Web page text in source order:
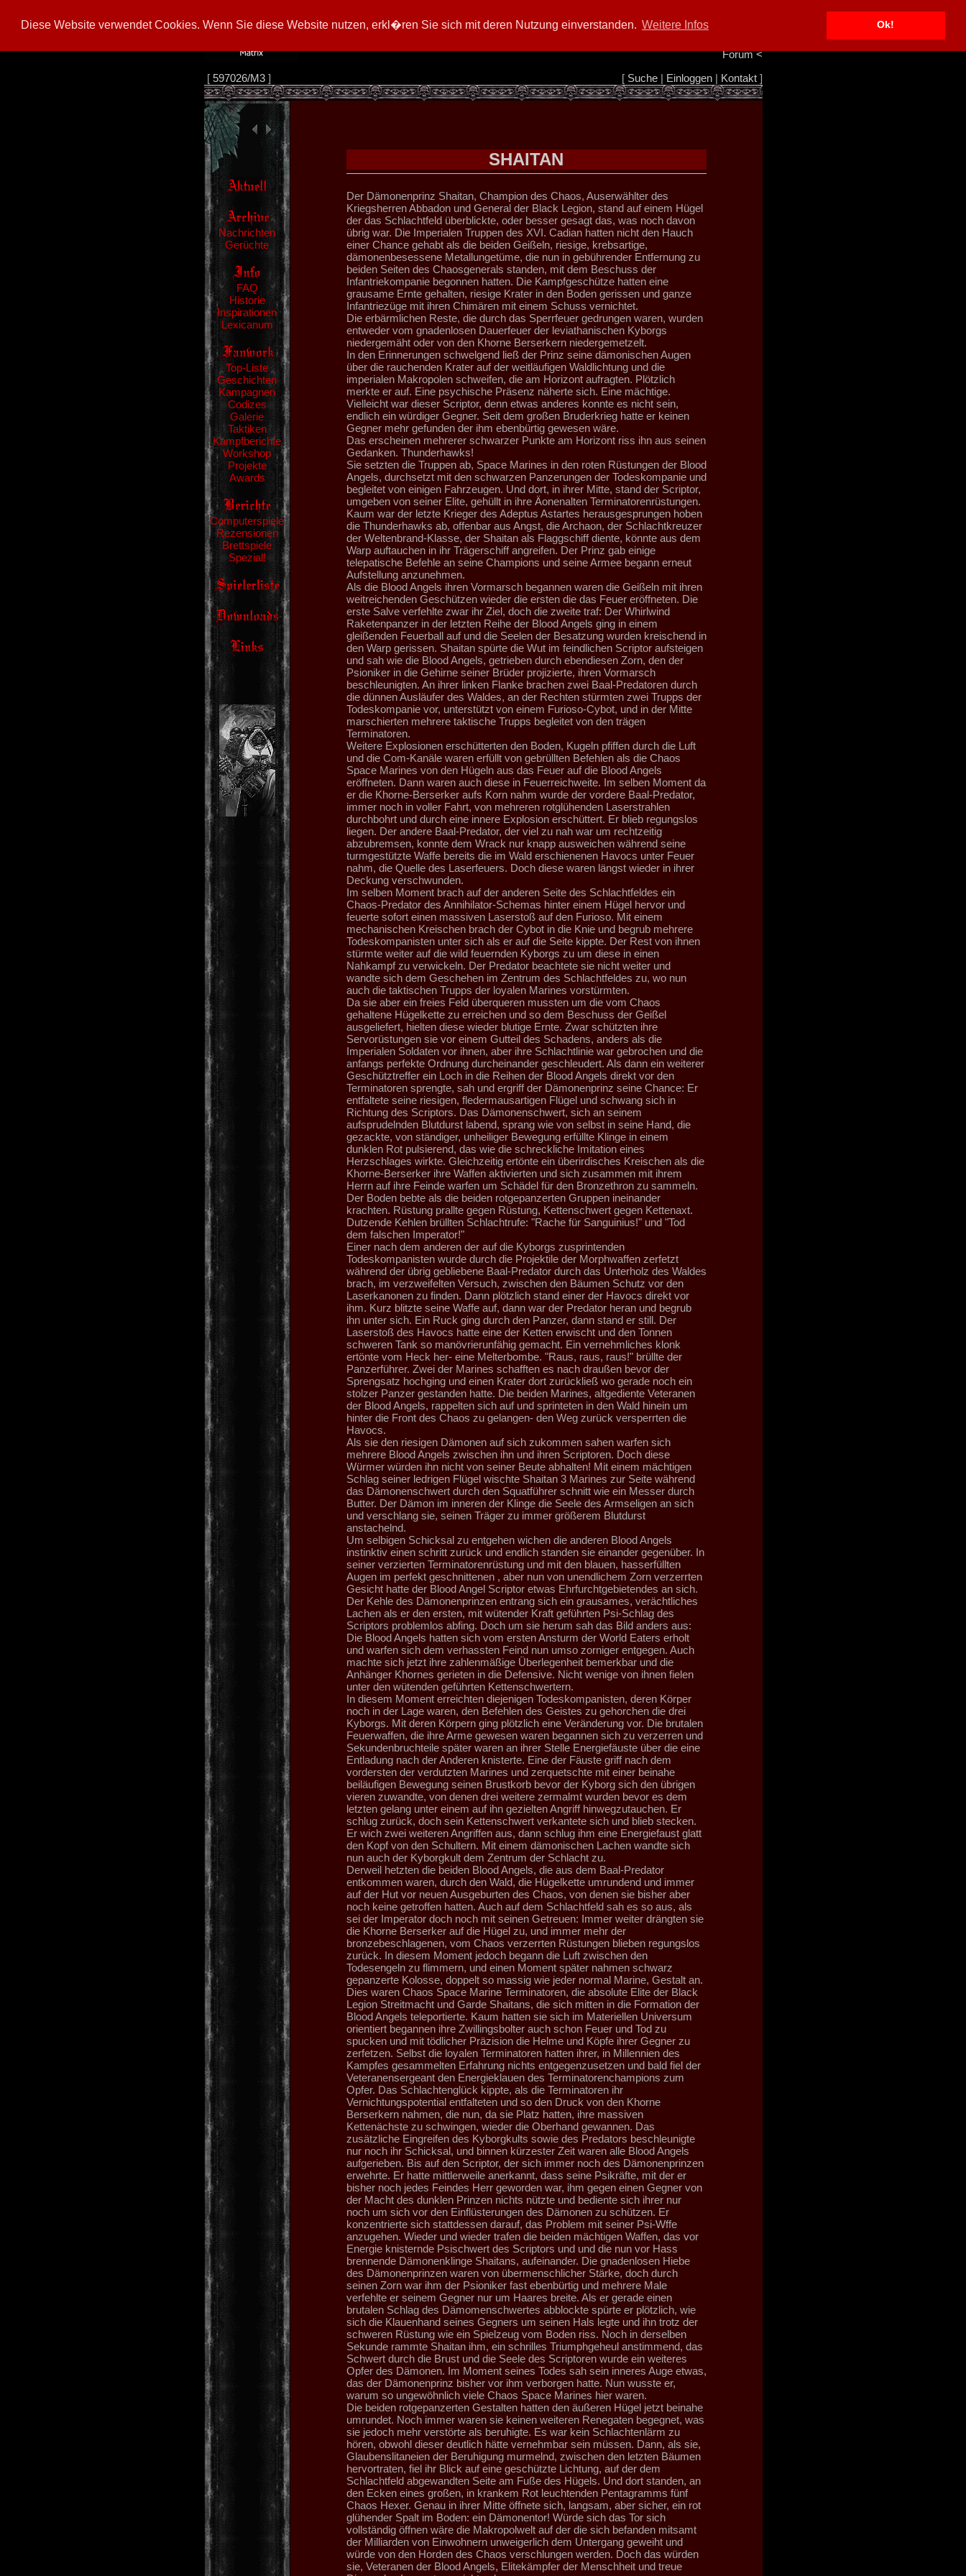
Diese Website verwendet Cookies. Wenn Sie diese Website nutzen, erkl�ren Sie sich mit deren Nutzung einverstanden. Weitere Infos Ok!
Info/Impressum
Forum<
[ 597026/M3] [ Suche| Einloggen| Kontakt]
Nachrichten
Gerüchte
FAQ
Historie
Inspirationen
Lexicanum
Top-Liste
Geschichten
Kampagnen
Codizes
Galerie
Taktiken
Kampfberichte
Workshop
Projekte
Awards
Computerspiele
Rezensionen
Brettspiele
Spezial!
SHAITAN
Der Dämonenprinz Shaitan, Champion des Chaos, Auserwählter des
Kriegsherren Abbadon und General der Black Legion, stand auf einem Hügel
der das Schlachtfeld überblickte, oder besser gesagt das, was noch davon
übrig war. Die Imperialen Truppen des XVI. Cadian hatten nicht den Hauch
einer Chance gehabt als die beiden Geißeln, riesige, krebsartige,
dämonenbesessene Metallungetüme, die nun in gebührender Entfernung zu
beiden Seiten des Chaosgenerals standen, mit dem Beschuss der
Infantriekompanie begonnen hatten. Die Kampfgeschütze hatten eine
grausame Ernte gehalten, riesige Krater in den Boden gerissen und ganze
Infantriezüge mit ihren Chimären mit einem Schuss vernichtet.
Die erbärmlichen Reste, die durch das Sperrfeuer gedrungen waren, wurden
entweder vom gnadenlosen Dauerfeuer der leviathanischen Kyborgs
niedergemäht oder von den Khorne Berserkern niedergemetzelt.
In den Erinnerungen schwelgend ließ der Prinz seine dämonischen Augen
über die rauchenden Krater auf der weitläufigen Waldlichtung und die
imperialen Makropolen schweifen, die am Horizont aufragten. Plötzlich
merkte er auf. Eine psychische Präsenz näherte sich. Eine mächtige.
Vielleicht war dieser Scriptor, denn etwas anderes konnte es nicht sein,
endlich ein würdiger Gegner. Seit dem großen Bruderkrieg hatte er keinen
Gegner mehr gefunden der ihm ebenbürtig gewesen wäre.
Das erscheinen mehrerer schwarzer Punkte am Horizont riss ihn aus seinen
Gedanken. Thunderhawks!
Sie setzten die Truppen ab, Space Marines in den roten Rüstungen der Blood
Angels, durchsetzt mit den schwarzen Panzerungen der Todeskompanie und
begleitet von einigen Fahrzeugen. Und dort, in ihrer Mitte, stand der Scriptor,
umgeben von seiner Elite, gehüllt in ihre Äonenalten Terminatorenrüstungen.
Kaum war der letzte Krieger des Adeptus Astartes herausgesprungen hoben
die Thunderhawks ab, offenbar aus Angst, die Archaon, der Schlachtkreuzer
der Weltenbrand-Klasse, der Shaitan als Flaggschiff diente, könnte aus dem
Warp auftauchen in ihr Trägerschiff angreifen. Der Prinz gab einige
telepatische Befehle an seine Champions und seine Armee begann erneut
Aufstellung anzunehmen.
Als die Blood Angels ihren Vormarsch begannen waren die Geißeln mit ihren
weitreichenden Geschützen wieder die ersten die das Feuer eröffneten. Die
erste Salve verfehlte zwar ihr Ziel, doch die zweite traf: Der Whirlwind
Raketenpanzer in der letzten Reihe der Blood Angels ging in einem
gleißenden Feuerball auf und die Seelen der Besatzung wurden kreischend in
den Warp gerissen. Shaitan spürte die Wut im feindlichen Scriptor aufsteigen
und sah wie die Blood Angels, getrieben durch ebendiesen Zorn, den der
Psioniker in die Gehirne seiner Brüder projizierte, ihren Vormarsch
beschleunigten. An ihrer linken Flanke brachen zwei Baal-Predatoren durch
die dünnen Ausläufer des Waldes, an der Rechten stürmten zwei Trupps der
Todeskompanie vor, unterstützt von einem Furioso-Cybot, und in der Mitte
marschierten mehrere taktische Trupps begleitet von den trägen
Terminatoren.
Weitere Explosionen erschütterten den Boden, Kugeln pfiffen durch die Luft
und die Com-Kanäle waren erfüllt von gebrüllten Befehlen als die Chaos
Space Marines von den Hügeln aus das Feuer auf die Blood Angels
eröffneten. Dann waren auch diese in Feuerreichweite. Im selben Moment da
er die Khorne-Berserker aufs Korn nahm wurde der vordere Baal-Predator,
immer noch in voller Fahrt, von mehreren rotglühenden Laserstrahlen
durchbohrt und durch eine innere Explosion erschüttert. Er blieb regungslos
liegen. Der andere Baal-Predator, der viel zu nah war um rechtzeitig
abzubremsen, konnte dem Wrack nur knapp ausweichen während seine
turmgestützte Waffe bereits die im Wald erschienenen Havocs unter Feuer
nahm, die Quelle des Laserfeuers. Doch diese waren längst wieder in ihrer
Deckung verschwunden.
Im selben Moment brach auf der anderen Seite des Schlachtfeldes ein
Chaos-Predator des Annihilator-Schemas hinter einem Hügel hervor und
feuerte sofort einen massiven Laserstoß auf den Furioso. Mit einem
mechanischen Kreischen brach der Cybot in die Knie und begrub mehrere
Todeskompanisten unter sich als er auf die Seite kippte. Der Rest von ihnen
stürmte weiter auf die wild feuernden Kyborgs zu um diese in einen
Nahkampf zu verwickeln. Der Predator beachtete sie nicht weiter und
wandte sich dem Geschehen im Zentrum des Schlachtfeldes zu, wo nun
auch die taktischen Trupps der loyalen Marines vorstürmten.
Da sie aber ein freies Feld überqueren mussten um die vom Chaos
gehaltene Hügelkette zu erreichen und so dem Beschuss der Geißel
ausgeliefert, hielten diese wieder blutige Ernte. Zwar schützten ihre
Servorüstungen sie vor einem Gutteil des Schadens, anders als die
Imperialen Soldaten vor ihnen, aber ihre Schlachtlinie war gebrochen und die
anfangs perfekte Ordnung durcheinander geschleudert. Als dann ein weiterer
Geschütztreffer ein Loch in die Reihen der Blood Angels direkt vor den
Terminatoren sprengte, sah und ergriff der Dämonenprinz seine Chance: Er
entfaltete seine riesigen, fledermausartigen Flügel und schwang sich in
Richtung des Scriptors. Das Dämonenschwert, sich an seinem
aufsprudelnden Blutdurst labend, sprang wie von selbst in seine Hand, die
gezackte, von ständiger, unheiliger Bewegung erfüllte Klinge in einem
dunklen Rot pulsierend, das wie die schreckliche Imitation eines
Herzschlages wirkte. Gleichzeitig ertönte ein überirdisches Kreischen als die
Khorne-Berserker ihre Waffen aktivierten und sich zusammen mit ihrem
Herrn auf ihre Feinde warfen um Schädel für den Bronzethron zu sammeln.
Der Boden bebte als die beiden rotgepanzerten Gruppen ineinander
krachten. Rüstung prallte gegen Rüstung, Kettenschwert gegen Kettenaxt.
Dutzende Kehlen brüllten Schlachtrufe: "Rache für Sanguinius!" und "Tod
dem falschen Imperator!"
Einer nach dem anderen der auf die Kyborgs zusprintenden
Todeskompanisten wurde durch die Projektile der Morphwaffen zerfetzt
während der übrig gebliebene Baal-Predator durch das Unterholz des Waldes
brach, im verzweifelten Versuch, zwischen den Bäumen Schutz vor den
Laserkanonen zu finden. Dann plötzlich stand einer der Havocs direkt vor
ihm. Kurz blitzte seine Waffe auf, dann war der Predator heran und begrub
ihn unter sich. Ein Ruck ging durch den Panzer, dann stand er still. Der
Laserstoß des Havocs hatte eine der Ketten erwischt und den Tonnen
schweren Tank so manövrierunfähig gemacht. Ein vernehmliches klonk
ertönte vom Heck her- eine Melterbombe. "Raus, raus, raus!" brüllte der
Panzerführer. Zwei der Marines schafften es nach draußen bevor der
Sprengsatz hochging und einen Krater dort zurückließ wo gerade noch ein
stolzer Panzer gestanden hatte. Die beiden Marines, altgediente Veteranen
der Blood Angels, rappelten sich auf und sprinteten in den Wald hinein um
hinter die Front des Chaos zu gelangen- den Weg zurück versperrten die
Havocs.
Als sie den riesigen Dämonen auf sich zukommen sahen warfen sich
mehrere Blood Angels zwischen ihn und ihren Scriptoren. Doch diese
Würmer würden ihn nicht von seiner Beute abhalten! Mit einem mächtigen
Schlag seiner ledrigen Flügel wischte Shaitan 3 Marines zur Seite während
das Dämonenschwert durch den Squatführer schnitt wie ein Messer durch
Butter. Der Dämon im inneren der Klinge die Seele des Armseligen an sich
und verschlang sie, seinen Träger zu immer größerem Blutdurst
anstachelnd.
Um selbigen Schicksal zu entgehen wichen die anderen Blood Angels
instinktiv einen schritt zurück und endlich standen sie einander gegenüber. In
seiner verzierten Terminatorenrüstung und mit den blauen, hasserfüllten
Augen im perfekt geschnittenen , aber nun von unendlichem Zorn verzerrten
Gesicht hatte der Blood Angel Scriptor etwas Ehrfurchtgebietendes an sich.
Der Kehle des Dämonenprinzen entrang sich ein grausames, verächtliches
Lachen als er den ersten, mit wütender Kraft geführten Psi-Schlag des
Scriptors problemlos abfing. Doch um sie herum sah das Bild anders aus:
Die Blood Angels hatten sich vom ersten Ansturm der World Eaters erholt
und warfen sich dem verhassten Feind nun umso zorniger entgegen. Auch
machte sich jetzt ihre zahlenmäßige Überlegenheit bemerkbar und die
Anhänger Khornes gerieten in die Defensive. Nicht wenige von ihnen fielen
unter den wütenden geführten Kettenschwertern.
In diesem Moment erreichten diejenigen Todeskompanisten, deren Körper
noch in der Lage waren, den Befehlen des Geistes zu gehorchen die drei
Kyborgs. Mit deren Körpern ging plötzlich eine Veränderung vor. Die brutalen
Feuerwaffen, die ihre Arme gewesen waren begannen sich zu verzerren und
Sekundenbruchteile später waren an ihrer Stelle Energiefäuste über die eine
Entladung nach der Anderen knisterte. Eine der Fäuste griff nach dem
vordersten der verdutzten Marines und zerquetschte mit einer beinahe
beiläufigen Bewegung seinen Brustkorb bevor der Kyborg sich den übrigen
vieren zuwandte, von denen drei weitere zermalmt wurden bevor es dem
letzten gelang unter einem auf ihn gezielten Angriff hinwegzutauchen. Er
schlug zurück, doch sein Kettenschwert verkantete sich und blieb stecken.
Er wich zwei weiteren Angriffen aus, dann schlug ihm eine Energiefaust glatt
den Kopf von den Schultern. Mit einem dämonischen Lachen wandte sich
nun auch der Kyborgkult dem Zentrum der Schlacht zu.
Derweil hetzten die beiden Blood Angels, die aus dem Baal-Predator
entkommen waren, durch den Wald, die Hügelkette umrundend und immer
auf der Hut vor neuen Ausgeburten des Chaos, von denen sie bisher aber
noch keine getroffen hatten. Auch auf dem Schlachtfeld sah es so aus, als
sei der Imperator doch noch mit seinen Getreuen: Immer weiter drängten sie
die Khorne Berserker auf die Hügel zu, und immer mehr der
bronzebeschlagenen, vom Chaos verzerrten Rüstungen blieben regungslos
zurück. In diesem Moment jedoch begann die Luft zwischen den
Todesengeln zu flimmern, und einen Moment später nahmen schwarz
gepanzerte Kolosse, doppelt so massig wie jeder normal Marine, Gestalt an.
Dies waren Chaos Space Marine Terminatoren, die absolute Elite der Black
Legion Streitmacht und Garde Shaitans, die sich mitten in die Formation der
Blood Angels teleportierte. Kaum hatten sie sich im Materiellen Universum
orientiert begannen ihre Zwillingsbolter auch schon Feuer und Tod zu
spucken und mit tödlicher Präzision die Helme und Köpfe ihrer Gegner zu
zerfetzen. Selbst die loyalen Terminatoren hatten ihrer, in Millennien des
Kampfes gesammelten Erfahrung nichts entgegenzusetzen und bald fiel der
Veteranensergeant den Energieklauen des Terminatorenchampions zum
Opfer. Das Schlachtenglück kippte, als die Terminatoren ihr
Vernichtungspotential entfalteten und so den Druck von den Khorne
Berserkern nahmen, die nun, da sie Platz hatten, ihre massiven
Kettenächste zu schwingen, wieder die Oberhand gewannen. Das
zusätzliche Eingreifen des Kyborgkults sowie des Predators beschleunigte
nur noch ihr Schicksal, und binnen kürzester Zeit waren alle Blood Angels
aufgerieben. Bis auf den Scriptor, der sich immer noch des Dämonenprinzen
erwehrte. Er hatte mittlerweile anerkannt, dass seine Psikräfte, mit der er
bisher noch jedes Feindes Herr geworden war, ihm gegen einen Gegner von
der Macht des dunklen Prinzen nichts nützte und bediente sich ihrer nur
noch um sich vor den Einflüsterungen des Dämonen zu schützen. Er
konzentrierte sich stattdessen darauf, das Problem mit seiner Psi-Wffe
anzugehen. Wieder und wieder trafen die beiden mächtigen Waffen, das vor
Energie knisternde Psischwert des Scriptors und und die nun vor Hass
brennende Dämonenklinge Shaitans, aufeinander. Die gnadenlosen Hiebe
des Dämonenprinzen waren von übermenschlicher Stärke, doch durch
seinen Zorn war ihm der Psioniker fast ebenbürtig und mehrere Male
verfehlte er seinem Gegner nur um Haares breite. Als er gerade einen
brutalen Schlag des Dämomenschwertes abblockte spürte er plötzlich, wie
sich die Klauenhand seines Gegners um seinen Hals legte und ihn trotz der
schweren Rüstung wie ein Spielzeug vom Boden riss. Noch in derselben
Sekunde rammte Shaitan ihm, ein schrilles Triumphgeheul anstimmend, das
Schwert durch die Brust und die Seele des Scriptoren wurde ein weiteres
Opfer des Dämonen. Im Moment seines Todes sah sein inneres Auge etwas,
das der Dämonenprinz bisher vor ihm verborgen hatte. Nun wusste er,
warum so ungewöhnlich viele Chaos Space Marines hier waren.
Die beiden rotgepanzerten Gestalten hatten den äußeren Hügel jetzt beinahe
umrundet. Noch immer waren sie keinen weiteren Renegaten begegnet, was
sie jedoch mehr verstörte als beruhigte. Es war kein Schlachtenlärm zu
hören, obwohl dieser deutlich hätte vernehmbar sein müssen. Dann, als sie,
Glaubenslitaneien der Beruhigung murmelnd, zwischen den letzten Bäumen
hervortraten, fiel ihr Blick auf eine geschützte Lichtung, auf der dem
Schlachtfeld abgewandten Seite am Fuße des Hügels. Und dort standen, an
den Ecken eines großen, in krankem Rot leuchtenden Pentagramms fünf
Chaos Hexer. Genau in ihrer Mitte öffnete sich, langsam, aber sicher, ein rot
glühender Spalt im Boden: ein Dämonentor! Würde sich das Tor sich
vollständig öffnen wäre die Makropolwelt auf der die sich befanden mitsamt
der Milliarden von Einwohnern unweigerlich dem Untergang geweiht und
würde von den Horden des Chaos verschlungen werden. Doch das würden
sie, Veteranen der Blood Angels, Elitekämpfer der Menschheit und treue